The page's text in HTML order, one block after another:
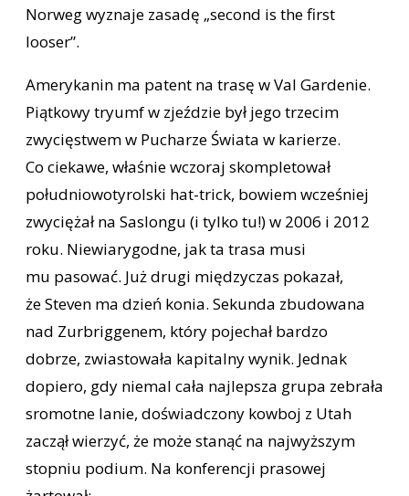
Norweg wyznaje zasadę „second is the first
looser”.
Amerykanin ma patent na trasę w Val Gardenie.
Piątkowy tryumf w zjeździe był jego trzecim
zwycięstwem w Pucharze Świata w karierze.
Co ciekawe, właśnie wczoraj skompletował
południowotyrolski hat-trick, bowiem wcześniej
zwyciężał na Saslongu (i tylko tu!) w 2006 i 2012
roku. Niewiarygodne, jak ta trasa musi
mu pasować. Już drugi międzyczas pokazał,
że Steven ma dzień konia. Sekunda zbudowana
nad Zurbriggenem, który pojechał bardzo
dobrze, zwiastowała kapitalny wynik. Jednak
dopiero, gdy niemal cała najlepsza grupa zebrała
sromotne lanie, doświadczony kowboj z Utah
zaczął wierzyć, że może stanąć na najwyższym
stopniu podium. Na konferencji prasowej